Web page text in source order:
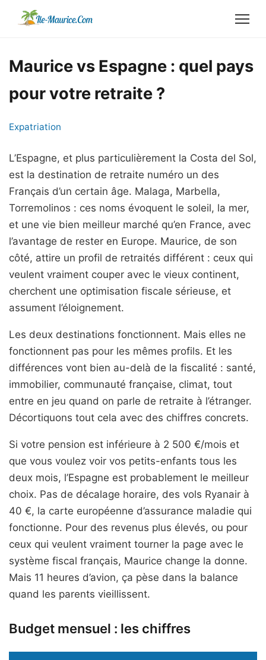
Maurice vs Espagne : quel pays
pour votre retraite ?
Expatriation
L’Espagne, et plus particulièrement la Costa del Sol,
est la destination de retraite numéro un des
Français d’un certain âge. Malaga, Marbella,
Torremolinos : ces noms évoquent le soleil, la mer,
et une vie bien meilleur marché qu’en France, avec
l’avantage de rester en Europe. Maurice, de son
côté, attire un profil de retraités différent : ceux qui
veulent vraiment couper avec le vieux continent,
cherchent une optimisation fiscale sérieuse, et
assument l’éloignement.
Les deux destinations fonctionnent. Mais elles ne
fonctionnent pas pour les mêmes profils. Et les
différences vont bien au-delà de la fiscalité : santé,
immobilier, communauté française, climat, tout
entre en jeu quand on parle de retraite à l’étranger.
Décortiquons tout cela avec des chiffres concrets.
Si votre pension est inférieure à 2 500 €/mois et
que vous voulez voir vos petits-enfants tous les
deux mois, l’Espagne est probablement le meilleur
choix. Pas de décalage horaire, des vols Ryanair à
40 €, la carte européenne d’assurance maladie qui
fonctionne. Pour des revenus plus élevés, ou pour
ceux qui veulent vraiment tourner la page avec le
système fiscal français, Maurice change la donne.
Mais 11 heures d’avion, ça pèse dans la balance
quand les parents vieillissent.
Budget mensuel : les chiffres